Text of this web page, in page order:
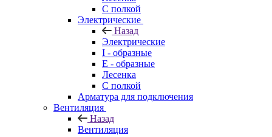
С полкой
Электрические
Назад
Электрические
I - образные
E - образные
Лесенка
С полкой
Арматура для подключения
Вентиляция
Назад
Вентиляция